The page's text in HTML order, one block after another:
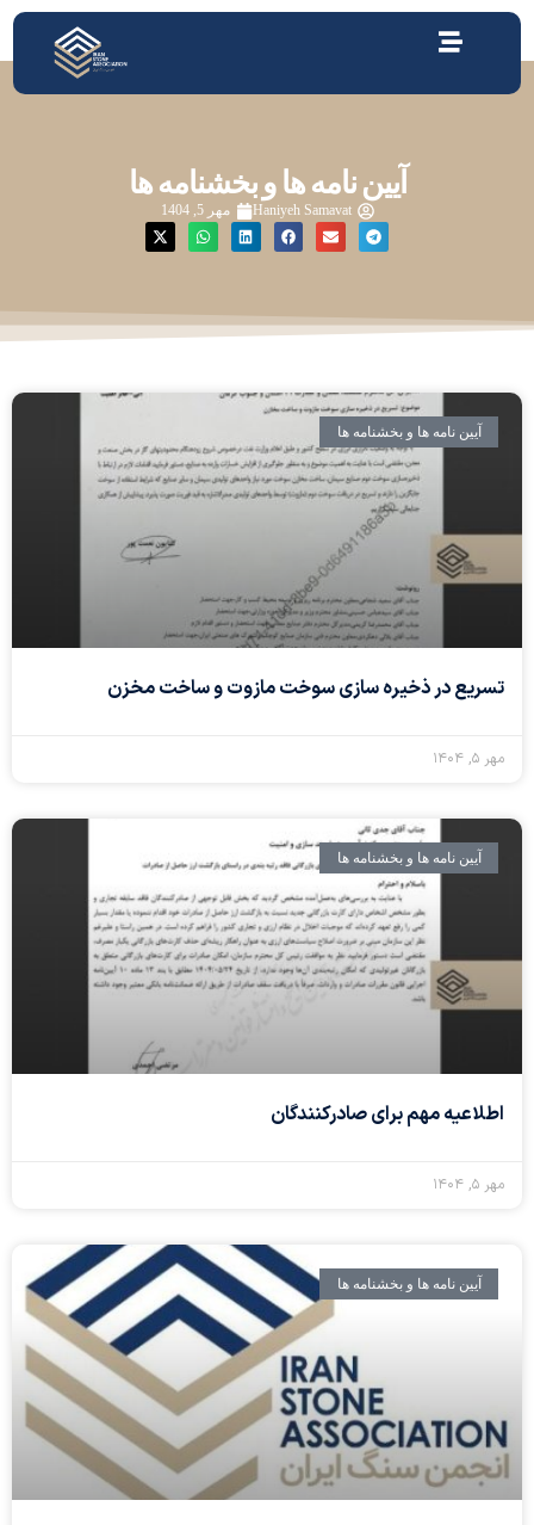
آیین نامه ها و بخشنامه ها
Haniyeh Samavat مهر 5, 1404
آیین نامه ها و بخشنامه ها
تسریع در ذخیره سازی سوخت مازوت و ساخت مخزن
مهر ۵, ۱۴۰۴
آیین نامه ها و بخشنامه ها
اطلاعیه مهم برای صادرکنندگان
مهر ۵, ۱۴۰۴
آیین نامه ها و بخشنامه ها